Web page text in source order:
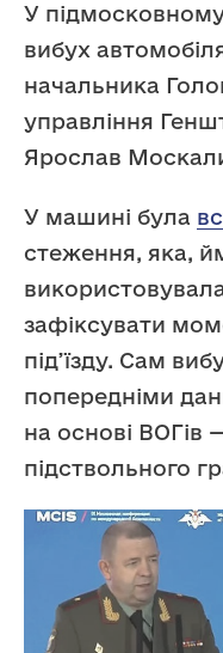
У
вибух
начальника
управління
Ярослав
У машині була
стеження, яка,
зафіксувати
під’їзду. Сам
попередніми
на основі ВОГів
підствольного